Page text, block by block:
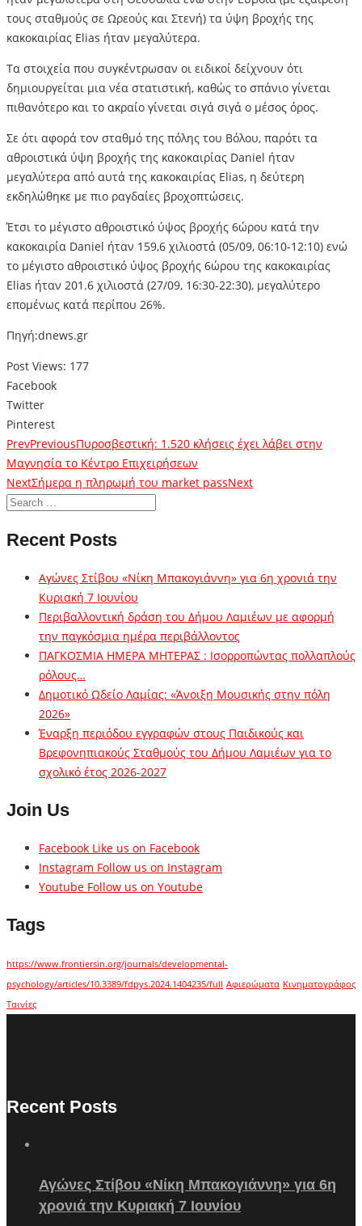
τους σταθμούς σε Ωρεούς και Στενή) τα ύψη βροχής της
κακοκαιρίας Elias ήταν μεγαλύτερα.
Τα στοιχεία που συγκέντρωσαν οι ειδικοί δείχνουν ότι
δημιουργείται μια νέα στατιστική, καθώς το σπάνιο γίνεται
πιθανότερο και το ακραίο γίνεται σιγά σιγά ο μέσος όρος.
Σε ότι αφορά τον σταθμό της πόλης του Βόλου, παρότι τα
αθροιστικά ύψη βροχής της κακοκαιρίας Daniel ήταν
μεγαλύτερα από αυτά της κακοκαιρίας Elias, η δεύτερη
εκδηλώθηκε με πιο ραγδαίες βροχοπτώσεις.
Έτσι το μέγιστο αθροιστικό ύψος βροχής 6ώρου κατά την
κακοκαιρία Daniel ήταν 159,6 χιλιοστά (05/09, 06:10-12:10) ενώ
το μέγιστο αθροιστικό ύψος βροχής 6ώρου της κακοκαιρίας
Elias ήταν 201.6 χιλιοστά (27/09, 16:30-22:30), μεγαλύτερο
επομένως κατά περίπου 26%.
Πηγή:dnews.gr
Post Views: 177
Facebook
Twitter
Pinterest
PrevPreviousΠυροσβεστική: 1.520 κλήσεις έχει λάβει στην
Μαγνησία το Κέντρο Επιχειρήσεων
NextΣήμερα η πληρωμή του market passNext
Recent Posts
Αγώνες Στίβου «Νίκη Μπακογιάννη» για 6η χρονιά την
Κυριακή 7 Ιουνίου
Περιβαλλοντική δράση του Δήμου Λαμιέων με αφορμή
την παγκόσμια ημέρα περιβάλλοντος
ΠΑΓΚΟΣΜΙΑ ΗΜΕΡΑ ΜΗΤΕΡΑΣ : Ισορροπώντας πολλαπλούς
ρόλους…
Δημοτικό Ωδείο Λαμίας: «Άνοιξη Μουσικής στην πόλη
2026»
Έναρξη περιόδου εγγραφών στους Παιδικούς και
Βρεφονηπιακούς Σταθμούς του Δήμου Λαμιέων για το
σχολικό έτος 2026-2027
Join Us
Facebook Like us on Facebook
Instagram Follow us on Instagram
Youtube Follow us on Youtube
Tags
https://www.frontiersin.org/journals/developmental-
psychology/articles/10.3389/fdpys.2024.1404235/full Αφιερώματα Κινηματογράφος
Ταινίες
Recent Posts
Αγώνες Στίβου «Νίκη Μπακογιάννη» για 6η
χρονιά την Κυριακή 7 Ιουνίου